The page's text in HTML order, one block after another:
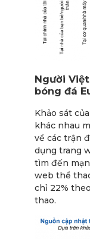
Người
bóng đá
Khảo sát
khác nhau
về các trận
dụng trang
tìm đến
web thể
chỉ 22%
thao.